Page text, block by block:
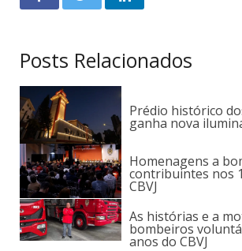
Posts Relacionados
Prédio histórico
ganha nova
Homenagens a
contribuintes nos
CBVJ
As histórias e a
bombeiros
anos do CBVJ